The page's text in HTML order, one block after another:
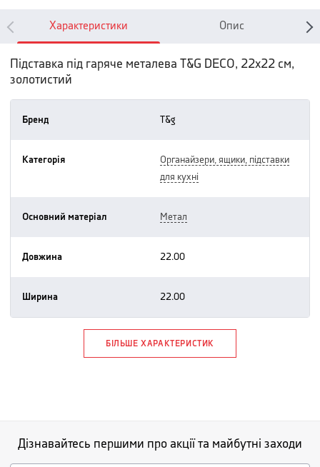
Характеристики Опис
Підставка під гаряче металева T&G DECO, 22х22 см,
золотистий
Бренд t&g
Категорія
органайзери, ящики, підставки
для кухні
Основний матеріал метал
Довжина 22.00
Ширина 22.00
БІЛЬШЕ ХАРАКТЕРИСТИК
Дізнавайтесь першими про акції та майбутні заходи